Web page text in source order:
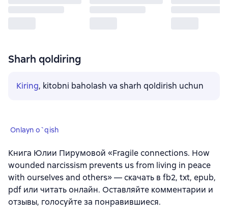
Sharh qoldiring
Kiring, kitobni baholash va sharh qoldirish uchun
Onlayn o`qish
Книга Юлии Пирумовой «Fragile connections. How
wounded narcissism prevents us from living in peace
with ourselves and others» — скачать в fb2, txt, epub,
pdf или читать онлайн. Оставляйте комментарии и
отзывы, голосуйте за понравившиеся.